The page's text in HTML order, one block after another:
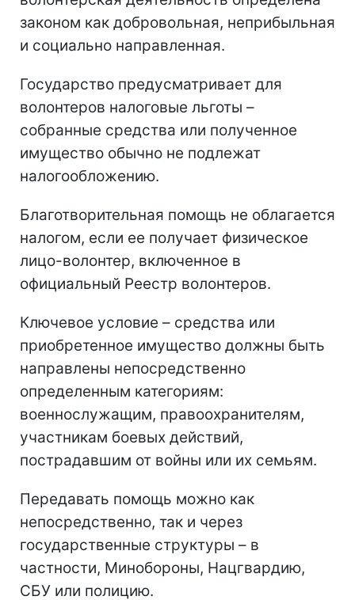
законом как добровольная, неприбыльная
и социально направленная.
Государство предусматривает для
волонтеров налоговые льготы –
собранные средства или полученное
имущество обычно не подлежат
налогообложению.
Благотворительная помощь не облагается
налогом, если ее получает физическое
лицо-волонтер, включенное в
официальный Реестр волонтеров.
Ключевое условие – средства или
приобретенное имущество должны быть
направлены непосредственно
определенным категориям:
военнослужащим, правоохранителям,
участникам боевых действий,
пострадавшим от войны или их семьям.
Передавать помощь можно как
непосредственно, так и через
государственные структуры – в
частности, Минобороны, Нацгвардию,
СБУ или полицию.